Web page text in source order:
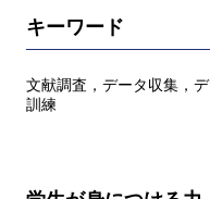
キーワード
文献調査，データ収集，
訓練